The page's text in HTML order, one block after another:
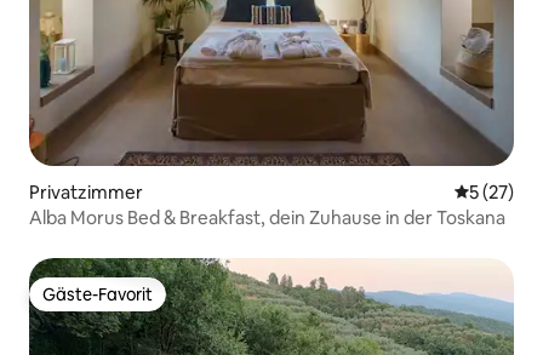
Privatzimmer
5 (27)
Alba Morus Bed & Breakfast, dein Zuhause in der Toskana
Gäste-Favorit
Gäste-Favorit